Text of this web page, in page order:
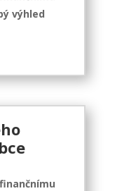
výhled